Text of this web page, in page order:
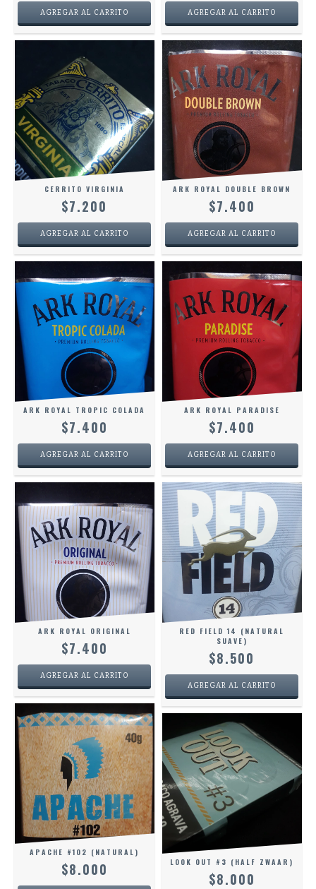
CERRITO VIRGINIA
$7.200
ARK ROYAL DOUBLE BROWN
$7.400
ARK ROYAL TROPIC COLADA
$7.400
ARK ROYAL PARADISE
$7.400
ARK ROYAL ORIGINAL
$7.400
RED FIELD 14 (NATURAL
SUAVE)
$8.500
APACHE #102 (NATURAL)
$8.000 LOOK OUT #3 (HALF ZWAAR)
$8.000